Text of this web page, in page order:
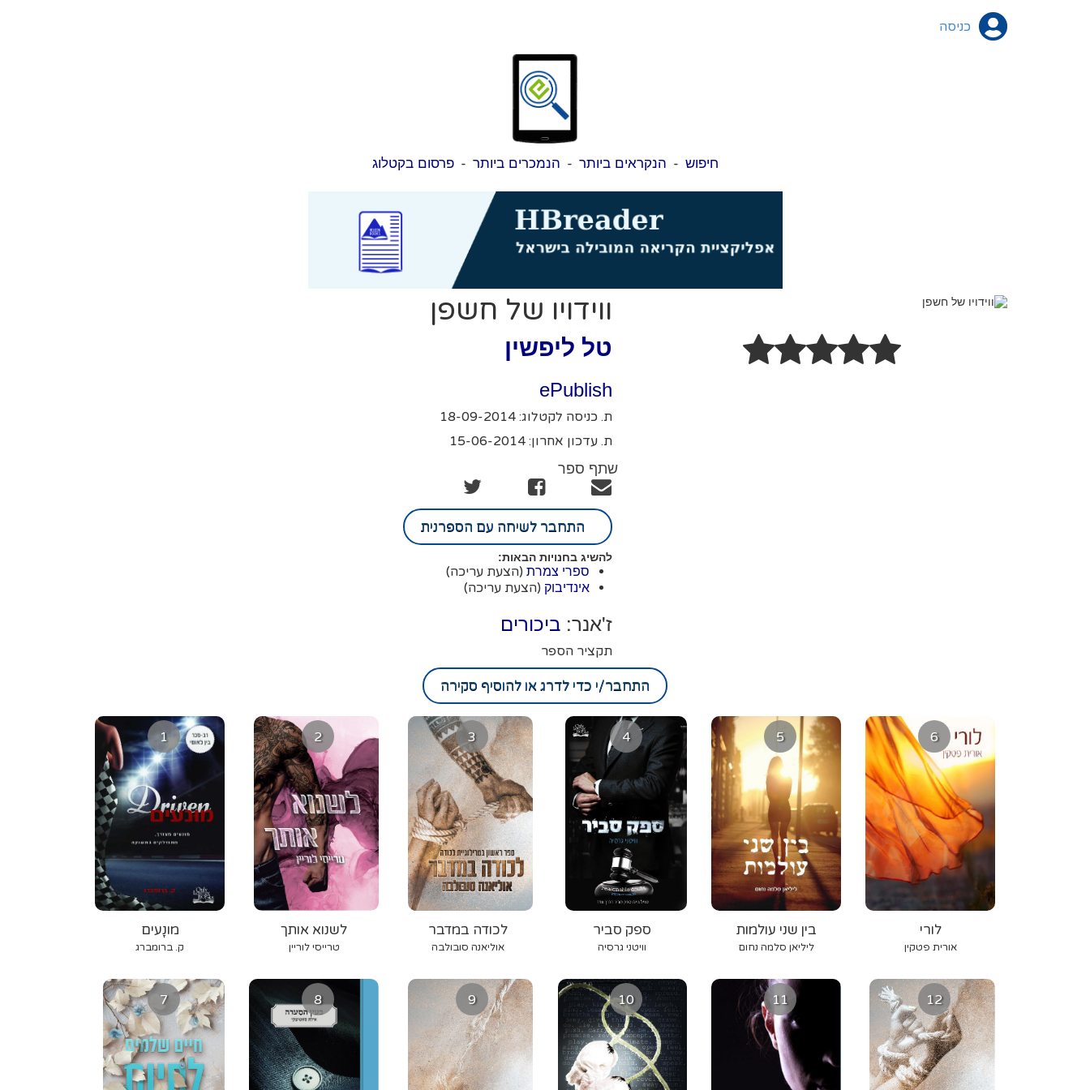
כניסה
חיפוש - הנקראים ביותר - הנמכרים ביותר -פרסום בקטלוג
ווידויו של חשפן
טל ליפשין
ePublish
ת. כניסה לקטלוג: 18-09-2014
ת. עדכון אחרון: 15-06-2014
שתף ספר
התחבר לשיחה עם הספרנית
להשיג בחנויות הבאות:
ספרי צמרת (הצעת עריכה)
אינדיבוק (הצעת עריכה)
ז'אנר:ביכורים
תקציר הספר
התחבר/י כדי לדרג או להוסיף סקירה
1
מונָעים
ק. ברומברג
2
לשנוא אותך
טרייסי לוריין
3
לכודה במדבר
אוליאנה סובולבה
4
ספק סביר
וויטני גרסיה
5
בין שני עולמות
ליליאן סלמה נחום
6
לורי
אורית פטקין
7 8 9 10 11 12